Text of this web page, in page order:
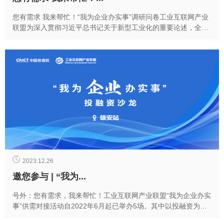
您有需求 我来帮忙！“我为企业办实事”调研问卷工业互联网产业
联盟为深入贯彻习近平总书记关于新型工业化的重要论述，全面
2023.12.26
邀您参与 | “我为...
号外：您有需求，我来帮忙！工业互联网产业联盟“我为企业办实
事”供需对接活动自2022年6月起已举办5场。其中以投融资为主